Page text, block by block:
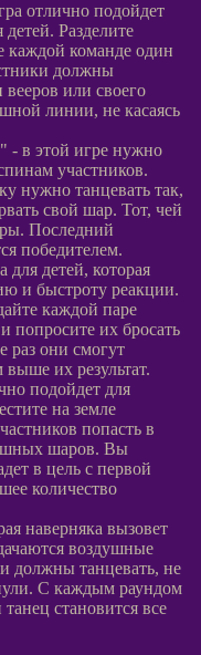
отлично подойдет
Разделите
каждой команде один
должны
или своего
линии, не касаясь
- в этой игре нужно
участников.
нужно танцевать так,
свой шар. Тот, чей
Последний
победителем.
детей, которая
и быстроту реакции.
каждой паре
попросите их бросать
раз они смогут
выше их результат.
подойдет для
на земле
попасть в
шаров. Вы
в цель с первой
количество
наверняка вызовет
воздушные
должны танцевать, не
С каждым раундом
становится все